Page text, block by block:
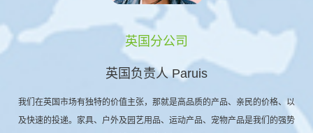
英国分公司
英国负责人 Paruis
我们在英国市场有独特的价值主张，那就是高品质的产品、亲民的价格、以
及快速的投递。家具、户外及园艺用品、运动产品、宠物产品是我们的强势